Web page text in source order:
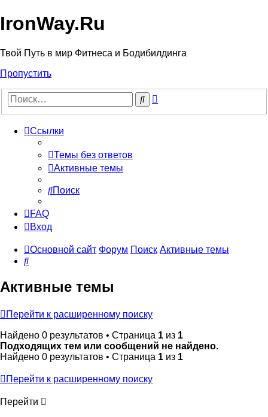
IronWay.Ru
Твой Путь в мир Фитнеса и Бодибилдинга
Пропустить
Поиск
Ссылки
Темы без ответов
Активные темы
Поиск
FAQ
Вход
Основной сайт Форум Поиск Активные темы
Поиск
Активные темы
Перейти к расширенному поиску
Найдено 0 результатов • Страница 1 из 1
Подходящих тем или сообщений не найдено.
Найдено 0 результатов • Страница 1 из 1
Перейти к расширенному поиску
Перейти